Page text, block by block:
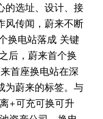
的选址、设计、接
风传闻，蔚来不断
换电站落成 关键
后，蔚来首个换
首座换电站在深
为蔚来的标签。与
+可充可换可升